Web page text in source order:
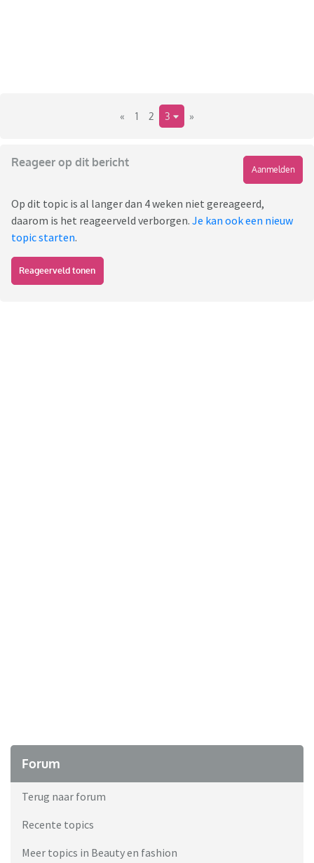
« 1 2 3 »
Reageer op dit bericht
Aanmelden
Op dit topic is al langer dan 4 weken niet gereageerd,
daarom is het reageerveld verborgen. Je kan ook een nieuw
topic starten.
Reageerveld tonen
Forum
Terug naar forum
Recente topics
Meer topics in Beauty en fashion